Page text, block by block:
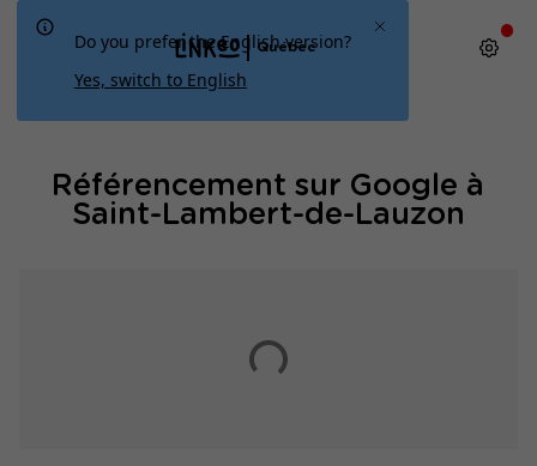
Québec
Référencement sur Google à
Saint-Lambert-de-Lauzon
Do you prefer the English version?
Yes, switch to English